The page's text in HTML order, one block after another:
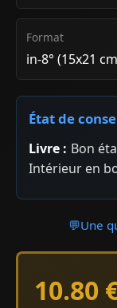
Format
in-8° (15x21
État de
Livre : Bon
Intérieur en
💬Une
10.80